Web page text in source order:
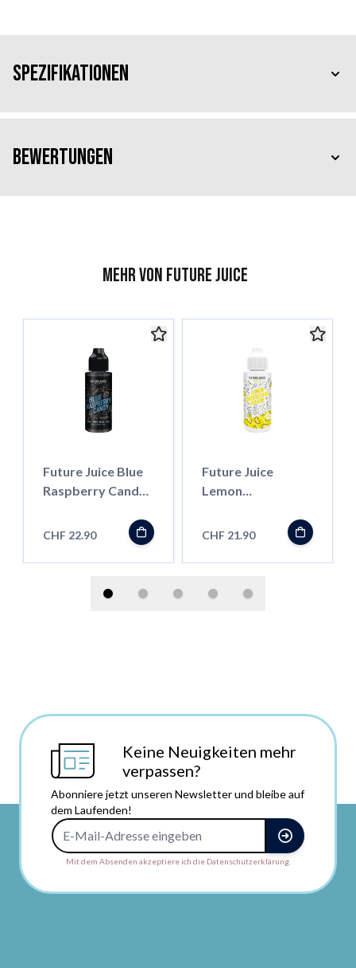
Spezifikationen
Bewertungen
Mehr von Future Juice
Future Juice Blue
Raspberry Candy -
CHF 22.90
Future Juice
Lemon
Deluxe - 100ml -
CHF 21.90
Keine Neuigkeiten mehr
verpassen?
Abonniere jetzt unseren Newsletter und bleibe auf
dem Laufenden!
Mit dem Absenden akzeptiere ich die Datenschutzerklärung.